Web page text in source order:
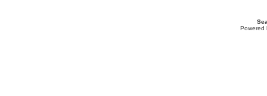
Powered